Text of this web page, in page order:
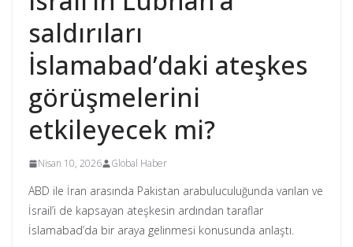
saldırıları
İslamabad’daki ateşkes
görüşmelerini
etkileyecek mi?
Nisan 10, 2026 Global Haber
ABD ile İran arasında Pakistan arabuluculuğunda varılan ve
İsrail’i de kapsayan ateşkesin ardından taraflar
İslamabad’da bir araya gelinmesi konusunda anlaştı.